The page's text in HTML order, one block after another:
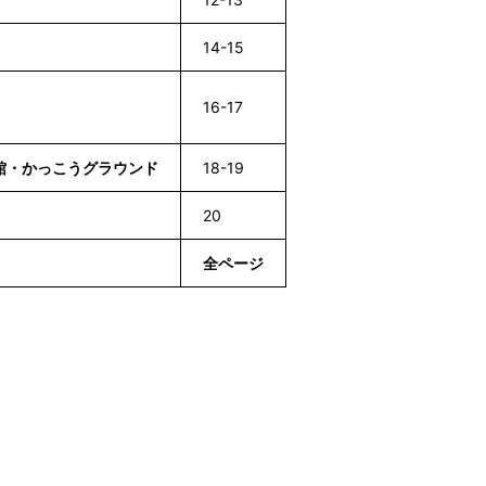
14-15
16-17
かっこうグラウンド 18-19
20
全ページ